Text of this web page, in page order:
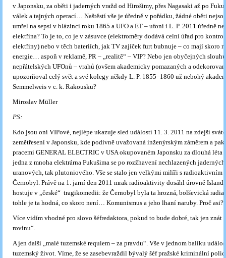
v Japonsku, za oběti i jaderných vražd od Hirošimy, přes Nagasaki až po
válek a tajných operací… Naštěstí vše je úředně v pořádku, žádné oběti
umřel na sepsi v blázinci roku 1865 a UFO a ET – ufoni i L. P. 2011 úředně
elektřina? To je to, co je v zásuvce (elektroměry dodává celní úřad pro
elektřiny) nebo v těch bateriích, jak TV zajíček furt bubnuje – co mají skoro
energie… aspoň v reklamě, PR – „realitě“ – VIP? Nebo jen obyčejných
nepřátelských UFOnů – vrahů (ovšem akademicky pomazaných a
upozorňoval celý svět a své kolegy někdy L. P. 1855–1860 už nebohý
Semmelweis v c. k. Rakousku?
Miroslav Müller
PS:
Kdo jsou oni VIPové, nejlépe ukazuje sled událostí 11. 3. 2011 na zdejší
zemětřesení v Japonsku, kde podivně uvažovaná inženýrským záměrem a
pracemi GENERAL ELECTRIC v USA okupovaném Japonsku za dlouhá léta
jedna z mnoha elektrárna Fukušima se po rozžhavení nechlazených
uranových, tak plutoniového. Vše se stalo jen velkými milíři s radioaktivním
Černobyl. Právě na 1. jarní den 2011 mrak radioaktivity dosáhl úrovně
hostuje v „české“ tragikomedii: že Černobyl byla ta hrozná, bolševická
tohle je ta hodná, co skoro není… Komunismus a jeho lhaní naruby. Proč asi?
Více vidím vhodné pro slovo šéfredaktora, pokud to bude dobré, tak jen znát
rovinu“.
A jen další „malé tuzemské requiem – za pravdu“. Vše v jednom balíku
tuzemský život. Víme, že se zasebevraždil bývalý šéf pražské kriminální